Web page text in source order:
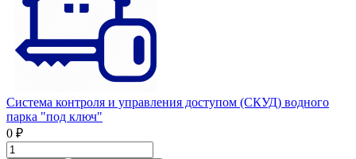
Система контроля и управления доступом (СКУД) водного
парка "под ключ"
0 ₽